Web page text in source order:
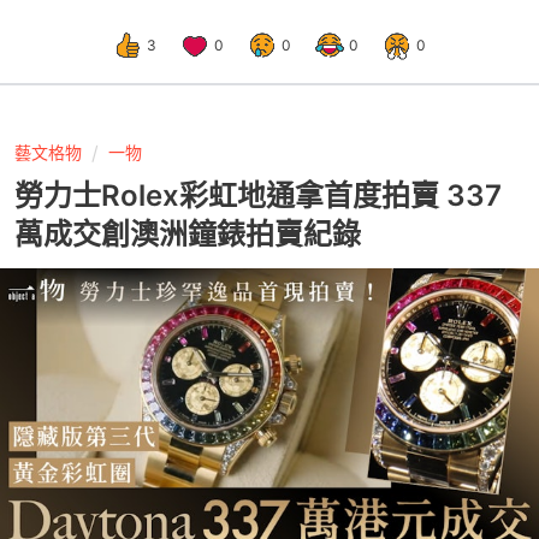
3 0 0 0 0
藝文格物 一物
勞力士Rolex彩虹地通拿首度拍賣 337
萬成交創澳洲鐘錶拍賣紀錄